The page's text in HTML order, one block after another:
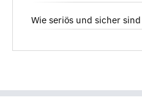
Wie seriös und sicher